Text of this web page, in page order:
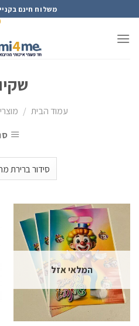
to
content
משלוח חינם בקנייה
עמוד הבית / מוצרי
המלאי אזל